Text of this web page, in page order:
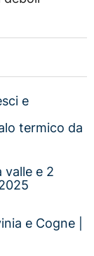
e
termico da
valle e 2
e Cogne |